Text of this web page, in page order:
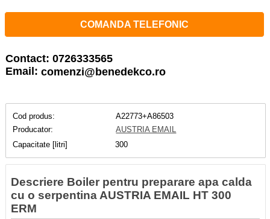
COMANDA TELEFONIC
Contact: 0726333565
Email: comenzi@benedekco.ro
Cod produs:
A22773+A86503
Producator:
AUSTRIA EMAIL
Capacitate [litri]
300
Descriere Boiler pentru preparare apa calda
cu o serpentina AUSTRIA EMAIL HT 300
ERM